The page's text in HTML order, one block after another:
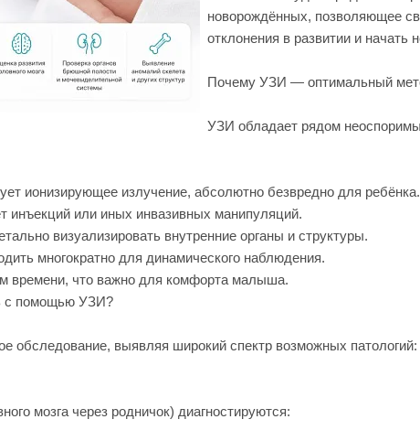
новорождённых, позволяющее
отклонения в развитии и начать
Почему УЗИ — оптимальный
УЗИ обладает рядом
ионизирующее излучение, абсолютно безвредно для ребёнка.
инъекций или иных инвазивных манипуляций.
визуализировать внутренние органы и структуры.
многократно для динамического наблюдения.
времени, что важно для комфорта малыша.
с помощью УЗИ?
обследование, выявляя широкий спектр возможных патологий:
мозга через родничок) диагностируются: